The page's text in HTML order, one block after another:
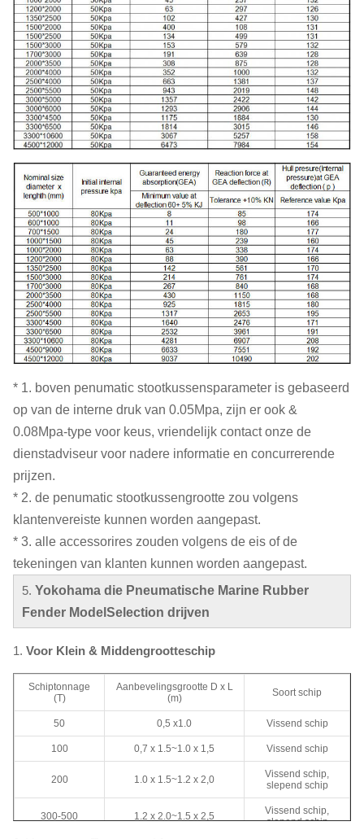
* 1. boven penumatic stootkussensparameter is gebaseerd
op van de interne druk van 0.05Mpa, zijn er ook &
0.08Mpa-type voor keus, vriendelijk contact onze de
dienstadviseur voor nadere informatie en concurrerende
prijzen.
* 2. de penumatic stootkussengrootte zou volgens
klantenvereiste kunnen worden aangepast.
* 3. alle accessorires zouden volgens de eis of de
tekeningen van klanten kunnen worden aangepast.
5. Yokohama die Pneumatische Marine Rubber
Fender ModelSelection drijven
1. Voor Klein & Middengrootteschip
Schiptonnage
(T)
Aanbevelingsgrootte D x L
(m)
Soort schip
50 0,5 x1.0 Vissend schip
100 0,7 x 1.5~1.0 x 1,5 Vissend schip
200 1.0 x 1.5~1.2 x 2,0
Vissend schip,
slepend schip
300-500 1.2 x 2.0~1.5 x 2,5
Vissend schip,
slepend schip